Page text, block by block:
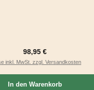
Regulärer Preis:
98,95 €
inkl. MwSt. zzgl. Versandkosten
In den Warenkorb